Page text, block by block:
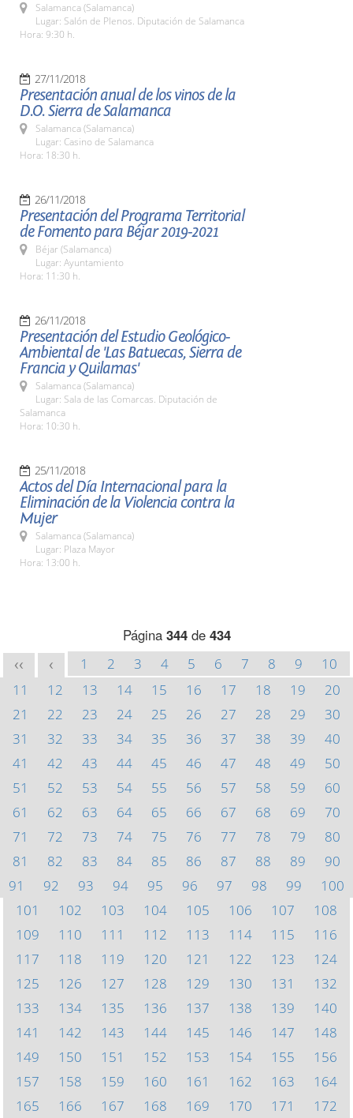
Salamanca (Salamanca)
Lugar: Salón de Plenos. Diputación de Salamanca
Hora: 9:30 h.
27/11/2018
Presentación anual de los vinos de la
D.O. Sierra de Salamanca
Salamanca (Salamanca)
Lugar: Casino de Salamanca
Hora: 18:30 h.
26/11/2018
Presentación del Programa Territorial
de Fomento para Béjar 2019-2021
Béjar (Salamanca)
Lugar: Ayuntamiento
Hora: 11:30 h.
26/11/2018
Presentación del Estudio Geológico-
Ambiental de 'Las Batuecas, Sierra de
Francia y Quilamas'
Salamanca (Salamanca)
Lugar: Sala de las Comarcas. Diputación de
Salamanca
Hora: 10:30 h.
25/11/2018
Actos del Día Internacional para la
Eliminación de la Violencia contra la
Mujer
Salamanca (Salamanca)
Lugar: Plaza Mayor
Hora: 13:00 h.
Página 344de 434
<< < 1 2 3 4 5 6 7 8 9
10
11
12 13 14 15 16 17 18 19
20
21
22 23 24 25 26 27 28 29
30
31
32 33 34 35 36 37 38 39
40
41
42 43 44 45 46 47 48 49
50
51
52 53 54 55 56 57 58 59
60
61
62 63 64 65 66 67 68 69
70
71
72 73 74 75 76 77 78 79
80
81
82 83 84 85 86 87 88 89
90
91
92 93 94 95 96 97 98 99
100
101
102 103 104 105 106 107
108
109
110 111 112 113 114 115
116
117
118 119 120 121 122 123
124
125
126 127 128 129 130 131
132
133
134 135 136 137 138 139
140
141
142 143 144 145 146 147
148
149
150 151 152 153 154 155
156
157
158 159 160 161 162 163
164
165
166 167 168 169 170 171
172